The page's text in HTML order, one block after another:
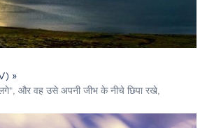
»
लगे*, और वह उसे अपनी जीभ के नीचे छिपा रखे,